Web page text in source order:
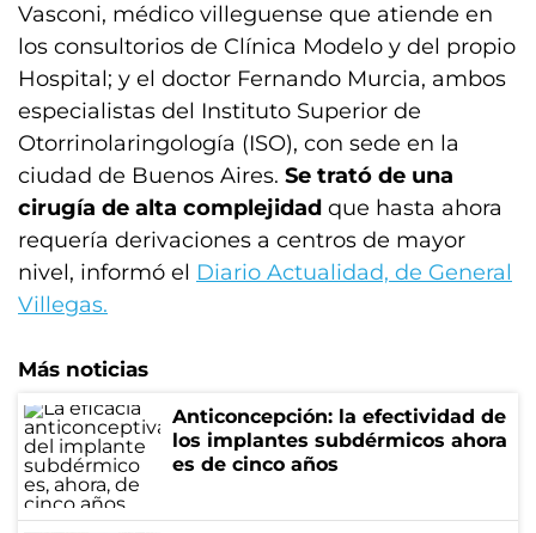
Vasconi, médico villeguense que atiende en
los consultorios de Clínica Modelo y del propio
Hospital; y el doctor Fernando Murcia, ambos
especialistas del Instituto Superior de
Otorrinolaringología (ISO), con sede en la
ciudad de Buenos Aires. Se trató de una
cirugía de alta complejidad que hasta ahora
requería derivaciones a centros de mayor
nivel, informó el Diario Actualidad, de General
Villegas.
Más noticias
Anticoncepción: la efectividad de
los implantes subdérmicos ahora
es de cinco años